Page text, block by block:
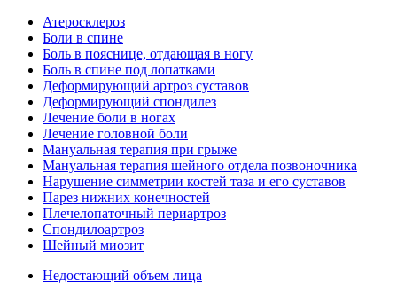
Атеросклероз
Боли в спине
Боль в пояснице, отдающая в ногу
Боль в спине под лопатками
Деформирующий артроз суставов
Деформирующий спондилез
Лечение боли в ногах
Лечение головной боли
Мануальная терапия при грыже
Мануальная терапия шейного отдела позвоночника
Нарушение симметрии костей таза и его суставов
Парез нижних конечностей
Плечелопаточный периартроз
Спондилоартроз
Шейный миозит
Недостающий объем лица